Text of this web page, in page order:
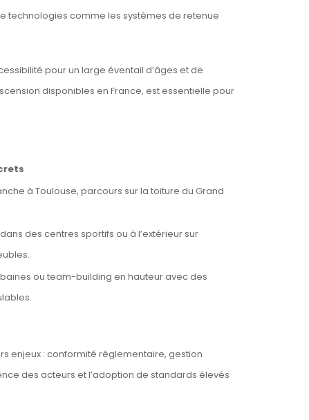
technologies comme les systèmes de retenue
pour un large éventail d’âges et de
disponibles en France, est essentielle pour
à Toulouse, parcours sur la toiture du Grand
des centres sportifs ou à l’extérieur sur
ou team-building en hauteur avec des
enjeux : conformité réglementaire, gestion
des acteurs et l’adoption de standards élevés